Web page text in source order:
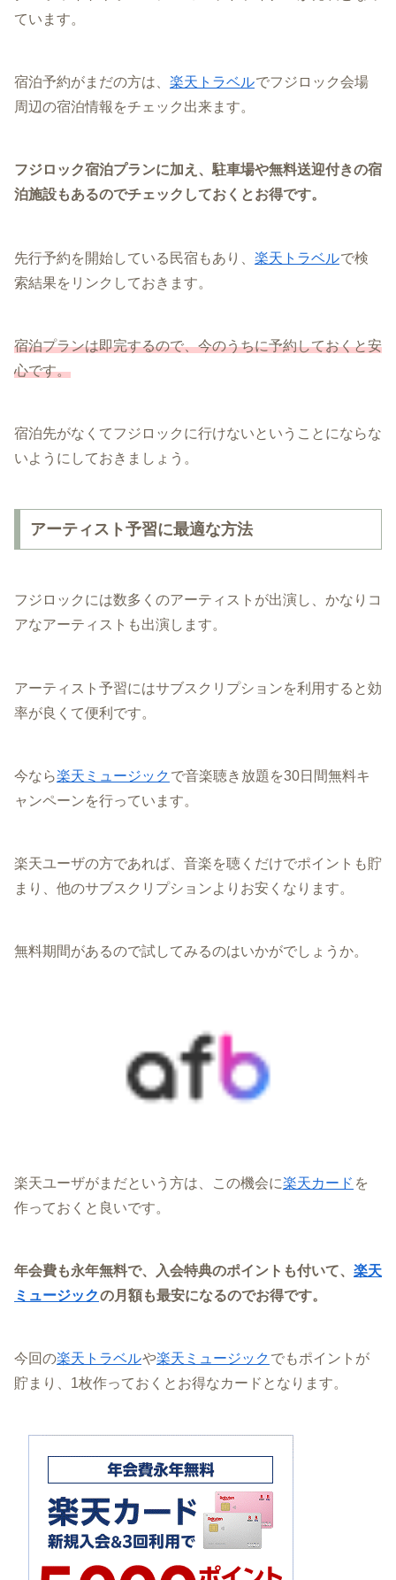
ています。
宿泊予約がまだの方は、 楽天トラベルでフジロック会場
周辺の宿泊情報をチェック出来ます。
フジロック宿泊プランに加え、駐車場や無料送迎付きの宿
泊施設もあるのでチェックしておくとお得です。
先行予約を開始している民宿もあり、 楽天トラベルで検
索結果をリンクしておきます。
宿泊プランは即完するので、今のうちに予約しておくと安
心です。
宿泊先がなくてフジロックに行けないということにならな
いようにしておきましょう。
アーティスト予習に最適な方法
フジロックには数多くのアーティストが出演し、かなりコ
アなアーティストも出演します。
アーティスト予習にはサブスクリプションを利用すると効
率が良くて便利です。
今なら楽天ミュージック で音楽聴き放題を30日間無料キ
ャンペーンを行っています。
楽天ユーザの方であれば、音楽を聴くだけでポイントも貯
まり、他のサブスクリプションよりお安くなります。
無料期間があるので試してみるのはいかがでしょうか。
楽天ユーザがまだという方は、この機会に楽天カード を
作っておくと良いです。
年会費も永年無料で、入会特典のポイントも付いて、 楽天
ミュージックの月額も最安になるのでお得です。
今回の楽天トラベルや楽天ミュージック でもポイントが
貯まり、1枚作っておくとお得なカードとなります。